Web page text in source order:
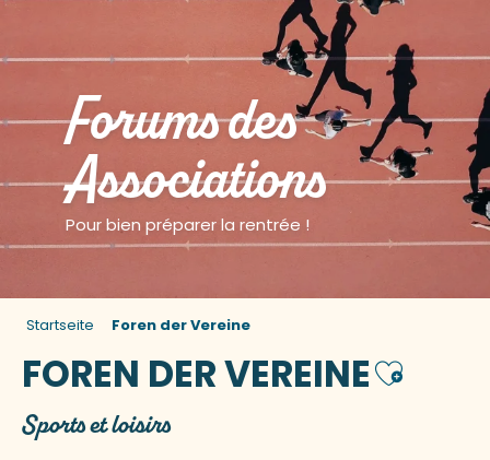
Forums des
Associations
Pour bien préparer la rentrée !
Startseite Foren der Vereine
FOREN DER VEREINE Ajouter
Sports et loisirs